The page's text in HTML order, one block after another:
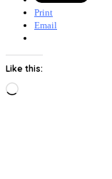
Print
Email
Like this:
Loading…